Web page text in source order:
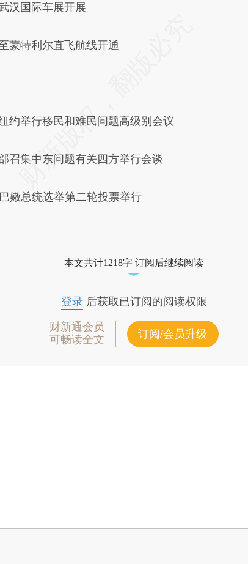
国际车展开展
特利尔直飞航线开通
举行移民和难民问题高级别会议
集中东问题有关四方举行会谈
总统选举第二轮投票举行
本文共计1218字 订阅后继续阅读
登录后获取已订阅的阅读权限
财新通会员
可畅读全文
订阅/会员升级